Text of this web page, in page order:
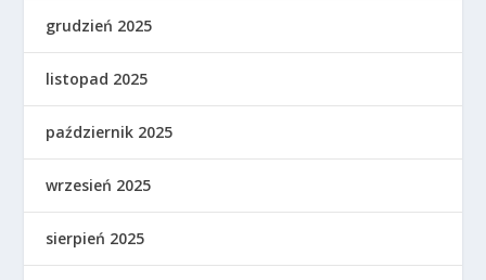
grudzień 2025
listopad 2025
październik 2025
wrzesień 2025
sierpień 2025